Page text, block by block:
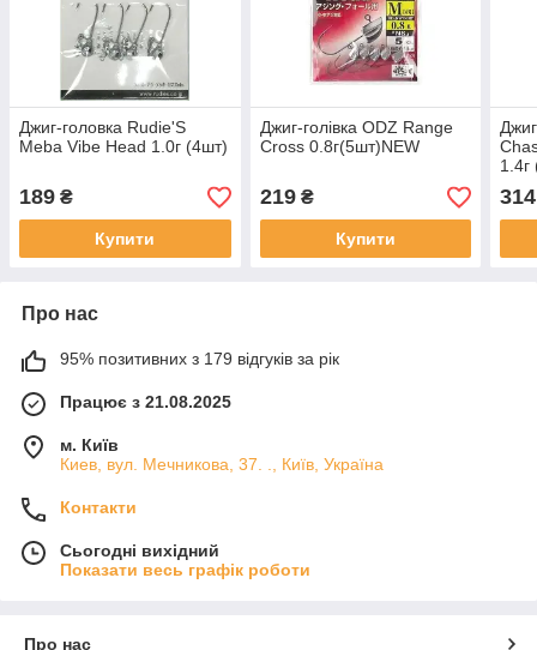
Джиг-головка Rudie'S
Meba Vibe Head 1.0г (4шт)
189 ₴
Купити
Джиг-голівка ODZ Range
Cross 0.8г(5шт)NEW
219₴
Купити
1.4г
314
Про нас
95% позитивних з 179 відгуків за рік
Працює з 21.08.2025
м. Київ
Киев, вул. Мечникова, 37. ., Київ, Україна
Контакти
Сьогодні вихідний
Показати весь графік роботи
Про нас